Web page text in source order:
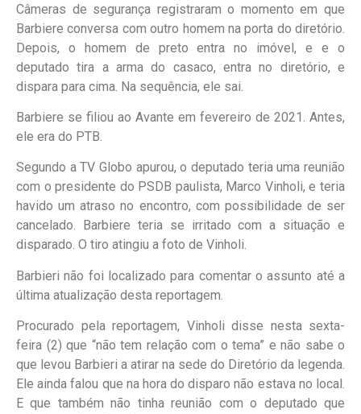
Câmeras de segurança registraram o momento em que
Barbiere conversa com outro homem na porta do diretório.
Depois, o homem de preto entra no imóvel, e e o
deputado tira a arma do casaco, entra no diretório, e
dispara para cima. Na sequência, ele sai.
Barbiere se filiou ao Avante em fevereiro de 2021. Antes,
ele era do PTB.
Segundo a TV Globo apurou, o deputado teria uma reunião
com o presidente do PSDB paulista, Marco Vinholi, e teria
havido um atraso no encontro, com possibilidade de ser
cancelado. Barbiere teria se irritado com a situação e
disparado. O tiro atingiu a foto de Vinholi.
Barbieri não foi localizado para comentar o assunto até a
última atualização desta reportagem.
Procurado pela reportagem, Vinholi disse nesta sexta-
feira (2) que “não tem relação com o tema” e não sabe o
que levou Barbieri a atirar na sede do Diretório da legenda.
Ele ainda falou que na hora do disparo não estava no local.
E que também não tinha reunião com o deputado que